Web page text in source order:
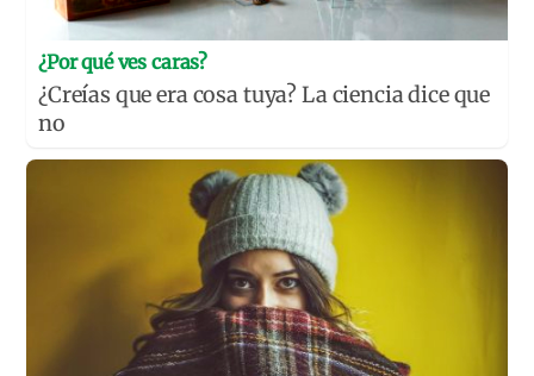
¿Por qué ves caras?
¿Creías que era cosa tuya? La ciencia dice que
no